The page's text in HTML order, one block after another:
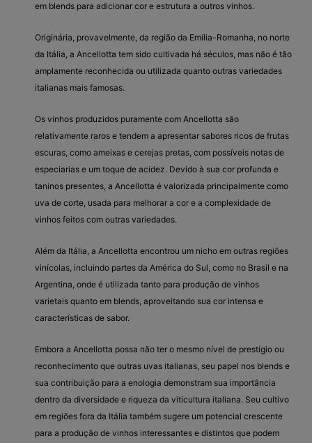
em blends para adicionar cor e estrutura a outros vinhos.
Originária, provavelmente, da região da Emília-Romanha, no norte
da Itália, a Ancellotta tem sido cultivada há séculos, mas não é tão
amplamente reconhecida ou utilizada quanto outras variedades
italianas mais famosas.
Os vinhos produzidos puramente com Ancellotta são
relativamente raros e tendem a apresentar sabores ricos de frutas
escuras, como ameixas e cerejas pretas, com possíveis notas de
especiarias e um toque de acidez. Devido à sua cor profunda e
taninos presentes, a Ancellotta é valorizada principalmente como
uva de corte, usada para melhorar a cor e a complexidade de
vinhos feitos com outras variedades.
Além da Itália, a Ancellotta encontrou um nicho em outras regiões
vinícolas, incluindo partes da América do Sul, como no Brasil e na
Argentina, onde é utilizada tanto para produção de vinhos
varietais quanto em blends, aproveitando sua cor intensa e
características de sabor.
Embora a Ancellotta possa não ter o mesmo nível de prestígio ou
reconhecimento que outras uvas italianas, seu papel nos blends e
sua contribuição para a enologia demonstram sua importância
dentro da diversidade e riqueza da viticultura italiana. Seu cultivo
em regiões fora da Itália também sugere um potencial crescente
para a produção de vinhos interessantes e distintos que podem